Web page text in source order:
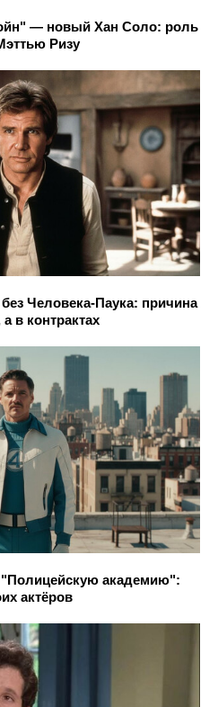
— новый Хан Соло: роль
Ризу
Человека-Паука: причина
в контрактах
академию":
актёров